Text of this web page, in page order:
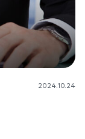
2024.10.24